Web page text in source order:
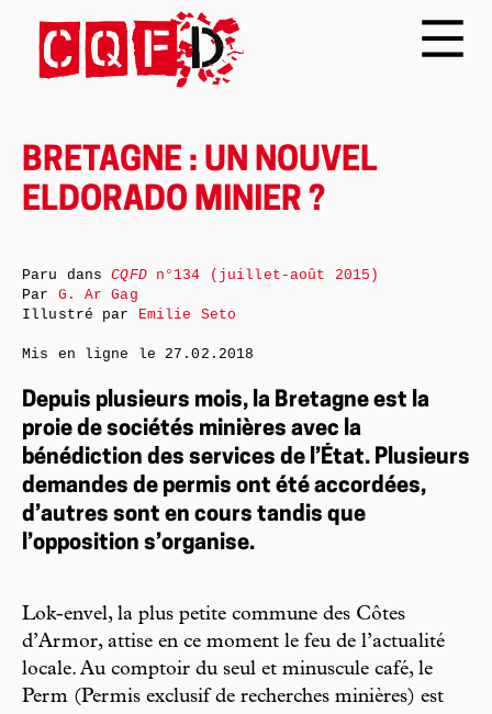
BRETAGNE : UN NOUVEL
ELDORADO MINIER ?
Depuis plusieurs mois, la Bretagne est la
proie de sociétés minières avec la
bénédiction des services de l’État. Plusieurs
demandes de permis ont été accordées,
d’autres sont en cours tandis que
l’opposition s’organise.
Lok-envel, la plus petite commune des Côtes
d’Armor, attise en ce moment le feu de l’actualité
locale. Au comptoir du seul et minuscule café, le
Perm (Permis exclusif de recherches minières) est
Paru dansCQFDn°134 (juillet-août 2015)
Par G. Ar Gag
Illustré par Emilie Seto
Mis en ligne le 27.02.2018